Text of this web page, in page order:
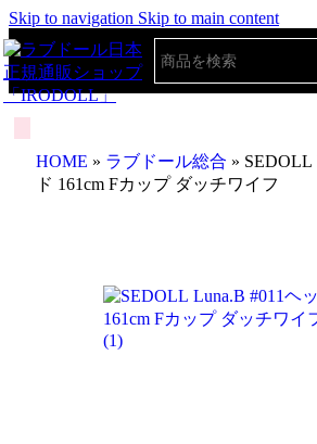
Skip to navigation Skip to main content
HOME » ラブドール総合 » SEDOLL
ド 161cm Fカップ ダッチワイフ